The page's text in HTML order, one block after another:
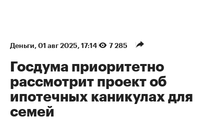
Деньги⁠, 01 авг 2025, 17:14 7 285
Госдума приоритетно
рассмотрит проект об
ипотечных каникулах для
семей